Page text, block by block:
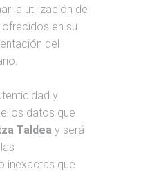
la utilización de
en su
del
y
datos que
Taldea y será
inexactas que